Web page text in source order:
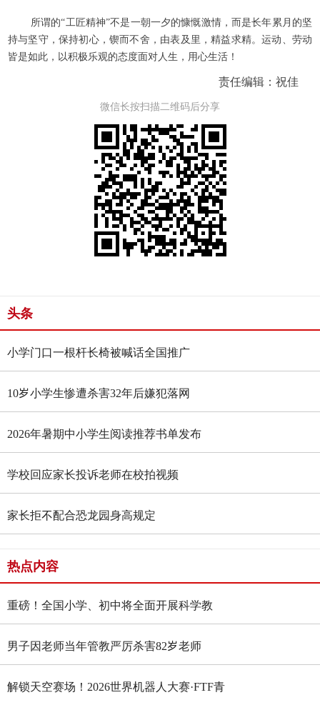
所谓的“工匠精神”不是一朝一夕的慷慨激情，而是长年累月的坚
持与坚守，保持初心，锲而不舍，由表及里，精益求精。运动、劳动
皆是如此，以积极乐观的态度面对人生，用心生活！
责任编辑：祝佳
微信长按扫描二维码后分享
头条
小学门口一根杆长椅被喊话全国推广
10岁小学生惨遭杀害32年后嫌犯落网
2026年暑期中小学生阅读推荐书单发布
学校回应家长投诉老师在校拍视频
家长拒不配合恐龙园身高规定
热点内容
重磅！全国小学、初中将全面开展科学教
育“做中学”领航行动
男子因老师当年管教严厉杀害82岁老师
解锁天空赛场！2026世界机器人大赛·FTF青